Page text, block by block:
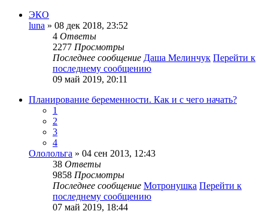
ЭКО
luna » 08 дек 2018, 23:52
4 Ответы
2277 Просмотры
Последнее сообщение Даша Мелинчук Перейти к
последнему сообщению
09 май 2019, 20:11
Планирование беременности. Как и с чего начать?
1
2
3
4
Ололольга » 04 сен 2013, 12:43
38 Ответы
9858 Просмотры
Последнее сообщение Мотронушка Перейти к
последнему сообщению
07 май 2019, 18:44